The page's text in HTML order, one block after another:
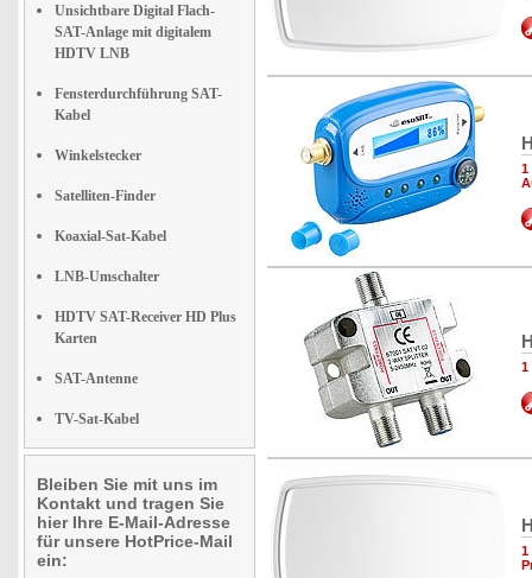
Unsichtbare Digital Flach-
SAT-Anlage mit digitalem
HDTV LNB
Fensterdurchführung SAT-
Kabel
Winkelstecker
Satelliten-Finder
Koaxial-Sat-Kabel
LNB-Umschalter
HDTV SAT-Receiver HD Plus
Karten
SAT-Antenne
TV-Sat-Kabel
Bleiben Sie mit uns im
Kontakt und tragen Sie
hier Ihre E-Mail-Adresse
für unsere HotPrice-Mail
ein:
1
1
1